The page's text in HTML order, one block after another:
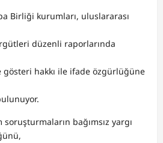
Birliği kurumları, uluslararası
düzenli raporlarında
hakkı ile ifade özgürlüğüne
bağımsız yargı